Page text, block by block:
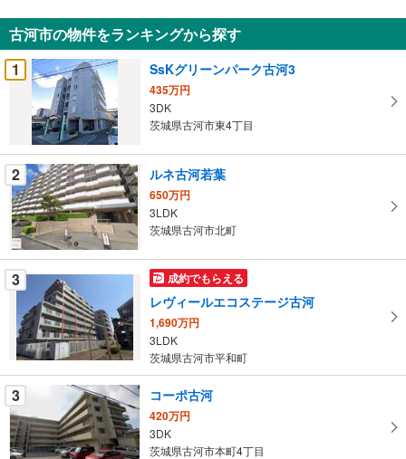
知
を
受
け
条
件
を
マ
イ
ペ
ー
に
保
存
す
る
古河市の物件をランキングから探す
1
SsKグリーンパーク古河3
435万円
3DK
茨城県古河市東4丁目
2 ルネ古河若葉
650万円
3LDK
茨城県古河市北町
3 成約でもらえる
レヴィールエコステージ古河
1,690万円
3LDK
茨城県古河市平和町
3 コーポ古河
420万円
3DK
茨城県古河市本町4丁目